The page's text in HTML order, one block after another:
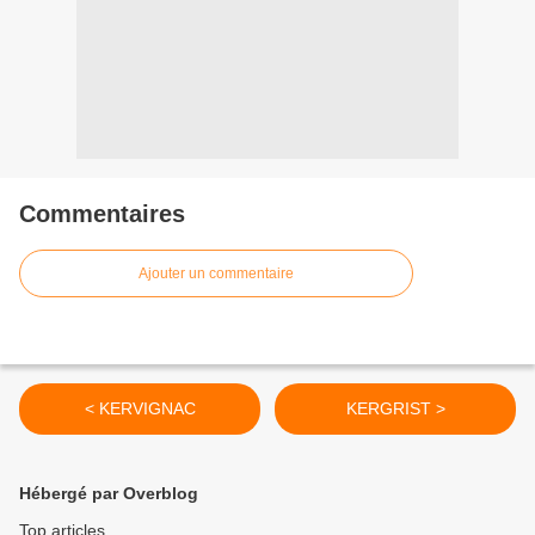
Commentaires
Ajouter un commentaire
< KERVIGNAC KERGRIST >
Hébergé par Overblog
Top articles